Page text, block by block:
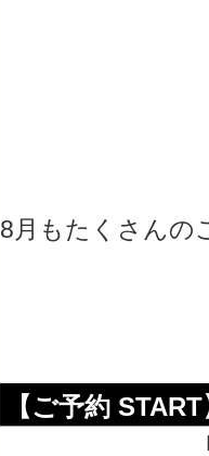
8月もたくさんの
【ご予約